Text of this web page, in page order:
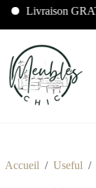
Livraison
Accueil / Useful /